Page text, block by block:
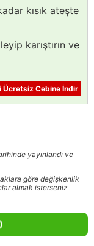
kısık ateşte
karıştırın ve
Ücretsiz Cebine İndir
yayınlandı ve
göre değişkenlik
almak isterseniz